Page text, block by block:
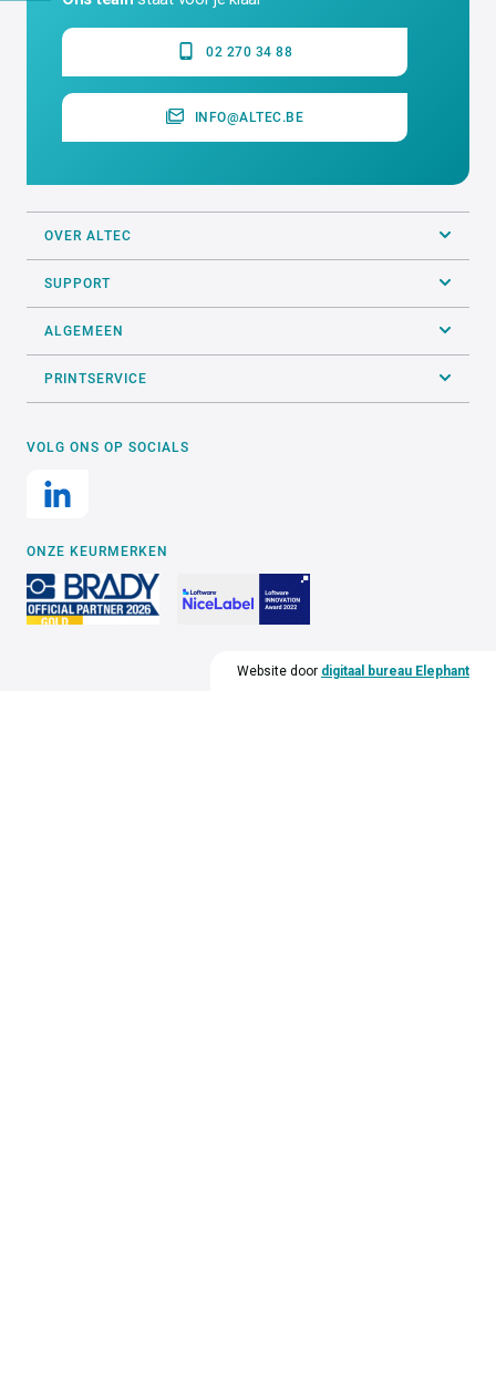
02 270 34 88
INFO@ALTEC.BE
OVER ALTEC
SUPPORT
ALGEMEEN
PRINTSERVICE
VOLG ONS OP SOCIALS
ONZE KEURMERKEN
Website door digitaal bureau Elephant